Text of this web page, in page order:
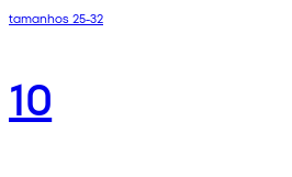
tamanhos 25-32
10